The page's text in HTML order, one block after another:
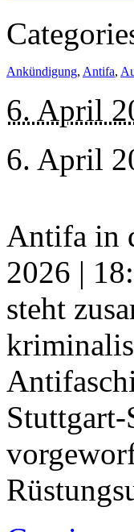
Ankündigung, Antifa,
6. April
6. April
Antifa in
2026 |
steht